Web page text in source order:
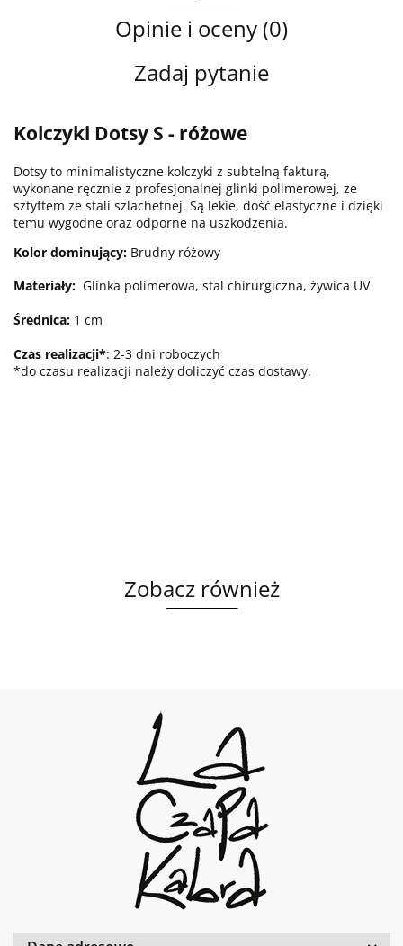
Opinie i oceny (0)
Zadaj pytanie
Kolczyki Dotsy S - różowe
Dotsy to minimalistyczne kolczyki z subtelną fakturą,
wykonane ręcznie z profesjonalnej glinki polimerowej, ze
sztyftem ze stali szlachetnej. Są lekie, dość elastyczne i dzięki
temu wygodne oraz odporne na uszkodzenia.
Kolor dominujący: Brudny różowy
Materiały: Glinka polimerowa, stal chirurgiczna, żywica UV
Średnica: 1 cm
Czas realizacji*: 2-3 dni roboczych
*do czasu realizacji należy doliczyć czas dostawy.
Zobacz również